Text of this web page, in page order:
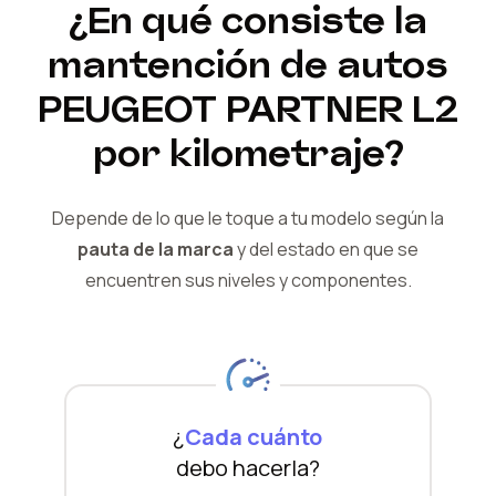
¿En qué consiste la
mantención de autos
PEUGEOT PARTNER L2
por kilometraje?
Depende de lo que le toque a tu modelo según la
pauta de la marcay delestado en que se
encuentren sus niveles y componentes.
¿Cada cuánto
debo hacerla?